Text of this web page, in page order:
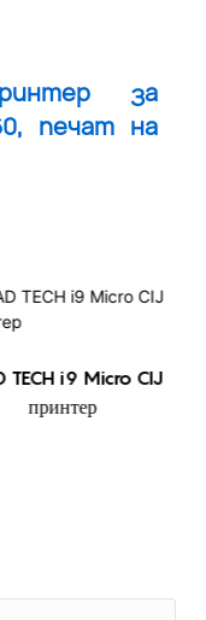
TECH i9 Micro CIJ
принтер